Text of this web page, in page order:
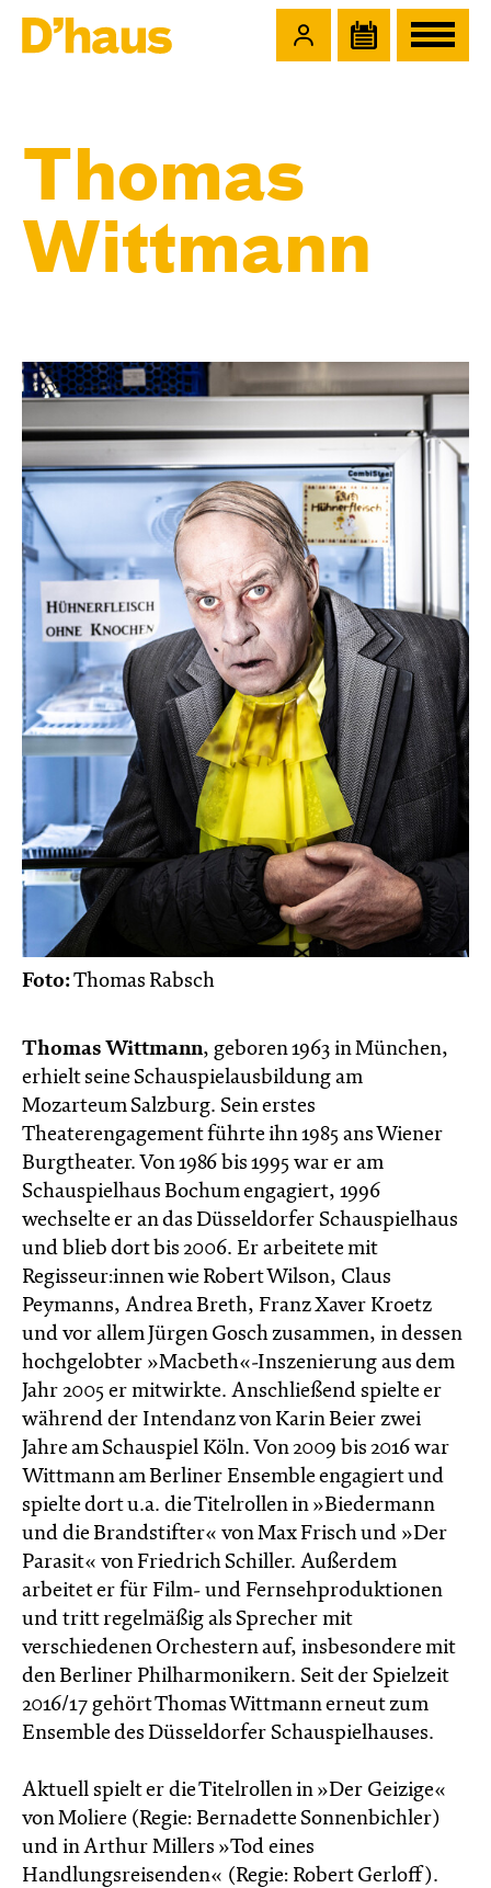
Thomas
Wittmann
Foto:Thomas Rabsch
Thomas Wittmann, geboren 1963 in München,
erhielt seine Schauspielausbildung am
Mozarteum Salzburg. Sein erstes
Theaterengagement führte ihn 1985 ans Wiener
Burgtheater. Von 1986 bis 1995 war er am
Schauspielhaus Bochum engagiert, 1996
wechselte er an das Düsseldorfer Schauspielhaus
und blieb dort bis 2006. Er arbeitete mit
Regisseur:innen wie Robert Wilson, Claus
Peymanns, Andrea Breth, Franz Xaver Kroetz
und vor allem Jürgen Gosch zusammen, in dessen
hochgelobter »Macbeth«-Inszenierung aus dem
Jahr 2005 er mitwirkte. Anschließend spielte er
während der Intendanz von Karin Beier zwei
Jahre am Schauspiel Köln. Von 2009 bis 2016 war
Wittmann am Berliner Ensemble engagiert und
spielte dort u.a. die Titelrollen in »Biedermann
und die Brandstifter« von Max Frisch und »Der
Parasit« von Friedrich Schiller. Außerdem
arbeitet er für Film- und Fernsehproduktionen
und tritt regelmäßig als Sprecher mit
verschiedenen Orchestern auf, insbesondere mit
den Berliner Philharmonikern. Seit der Spielzeit
2016/17 gehört Thomas Wittmann erneut zum
Ensemble des Düsseldorfer Schauspielhauses.
Aktuell spielt er die Titelrollen in »Der Geizige«
von Moliere (Regie: Bernadette Sonnen­bichler)
und in Arthur Millers »Tod eines
Handlungsreisenden« (Regie: Robert Gerloff).